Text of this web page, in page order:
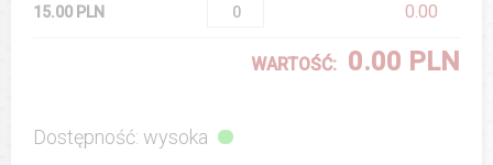
15.00 PLN 0.00
WARTOŚĆ: 0.00 PLN
Dostępność: wysoka